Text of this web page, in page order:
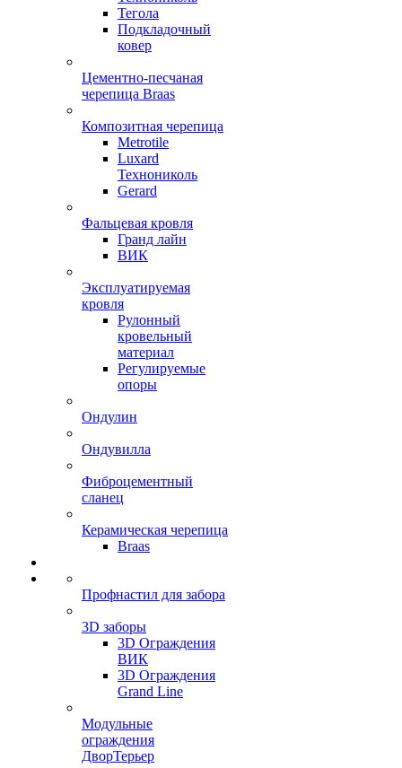
Тегола
Подкладочный
ковер
Цементно-песчаная
черепица Braas
Композитная черепица
Metrotile
Luxard
Технониколь
Gerard
Фальцевая кровля
Гранд лайн
ВИК
Эксплуатируемая
кровля
Рулонный
кровельный
материал
Регулируемые
опоры
Ондулин
Ондувилла
Фиброцементный
сланец
Керамическая черепица
Braas
Профнастил для забора
3D заборы
3D Ограждения
ВИК
3D Ограждения
Grand Line
Модульные
ограждения
ДворТерьер